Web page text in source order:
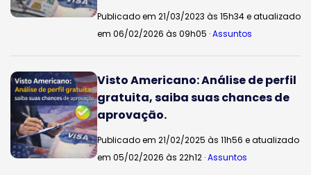
Publicado em 21/03/2023 às 15h34 e atualizado
em 06/02/2026 às 09h05 ·Assuntos
Visto Americano: Análise de perfil
gratuita, saiba suas chances de
aprovação.
Publicado em 21/02/2025 às 11h56 e atualizado
em 05/02/2026 às 22h12 ·Assuntos